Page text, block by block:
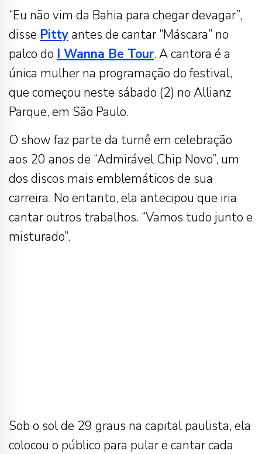
“Eu não vim da Bahia para chegar devagar”,
disse Pittyantes de cantar “Máscara” no
palco do I Wanna Be Tour. A cantora é a
única mulher na programação do festival,
que começou neste sábado (2) no Allianz
Parque, em São Paulo.
O show faz parte da turnê em celebração
aos 20 anos de “Admirável Chip Novo”, um
dos discos mais emblemáticos de sua
carreira. No entanto, ela antecipou que iria
cantar outros trabalhos. “Vamos tudo junto e
misturado”.
Sob o sol de 29 graus na capital paulista, ela
colocou o público para pular e cantar cada